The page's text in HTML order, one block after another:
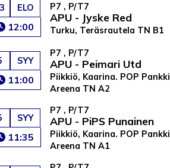
ELO
12:00
P7 , P/T7
APU - Jyske Red
Turku, Teräsrautela TN B1
SYY
11:00
P7 , P/T7
APU - Peimari Utd
Piikkiö, Kaarina. POP Pankki
Areena TN A2
SYY
11:35
P7 , P/T7
APU - PiPS Punainen
Piikkiö, Kaarina. POP Pankki
Areena TN A1